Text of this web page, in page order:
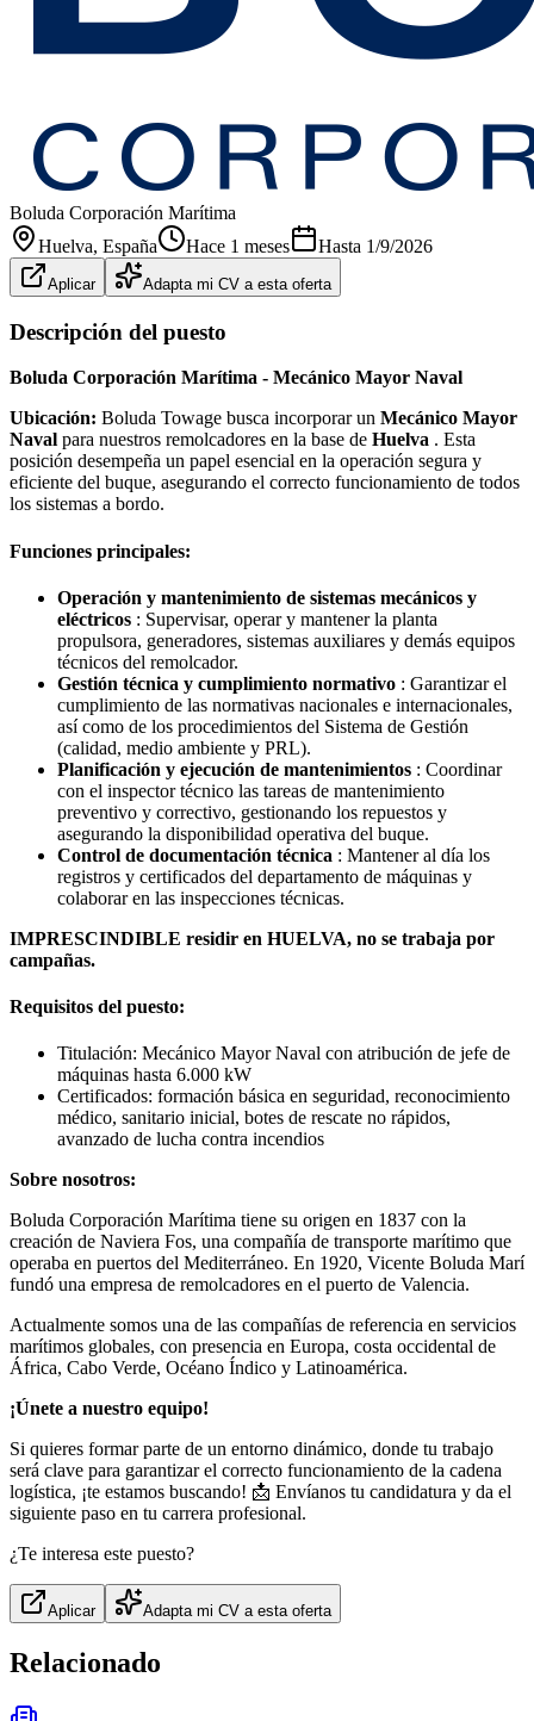
Boluda Corporación Marítima
Huelva, España Hace 1 meses Hasta 1/9/2026
Aplicar Adapta mi CV a esta oferta
Descripción del puesto
Boluda Corporación Marítima - Mecánico Mayor Naval
Ubicación: Boluda Towage busca incorporar un Mecánico Mayor
Naval para nuestros remolcadores en la base de Huelva . Esta
posición desempeña un papel esencial en la operación segura y
eficiente del buque, asegurando el correcto funcionamiento de todos
los sistemas a bordo.
Funciones principales:
Operación y mantenimiento de sistemas mecánicos y
eléctricos : Supervisar, operar y mantener la planta
propulsora, generadores, sistemas auxiliares y demás equipos
técnicos del remolcador.
Gestión técnica y cumplimiento normativo : Garantizar el
cumplimiento de las normativas nacionales e internacionales,
así como de los procedimientos del Sistema de Gestión
(calidad, medio ambiente y PRL).
Planificación y ejecución de mantenimientos : Coordinar
con el inspector técnico las tareas de mantenimiento
preventivo y correctivo, gestionando los repuestos y
asegurando la disponibilidad operativa del buque.
Control de documentación técnica : Mantener al día los
registros y certificados del departamento de máquinas y
colaborar en las inspecciones técnicas.
IMPRESCINDIBLE residir en HUELVA, no se trabaja por
campañas.
Requisitos del puesto:
Titulación: Mecánico Mayor Naval con atribución de jefe de
máquinas hasta 6.000 kW
Certificados: formación básica en seguridad, reconocimiento
médico, sanitario inicial, botes de rescate no rápidos,
avanzado de lucha contra incendios
Sobre nosotros:
Boluda Corporación Marítima tiene su origen en 1837 con la
creación de Naviera Fos, una compañía de transporte marítimo que
operaba en puertos del Mediterráneo. En 1920, Vicente Boluda Marí
fundó una empresa de remolcadores en el puerto de Valencia.
Actualmente somos una de las compañías de referencia en servicios
marítimos globales, con presencia en Europa, costa occidental de
África, Cabo Verde, Océano Índico y Latinoamérica.
¡Únete a nuestro equipo!
Si quieres formar parte de un entorno dinámico, donde tu trabajo
será clave para garantizar el correcto funcionamiento de la cadena
logística, ¡te estamos buscando! 📩 Envíanos tu candidatura y da el
siguiente paso en tu carrera profesional.
¿Te interesa este puesto?
Aplicar Adapta mi CV a esta oferta
Relacionado